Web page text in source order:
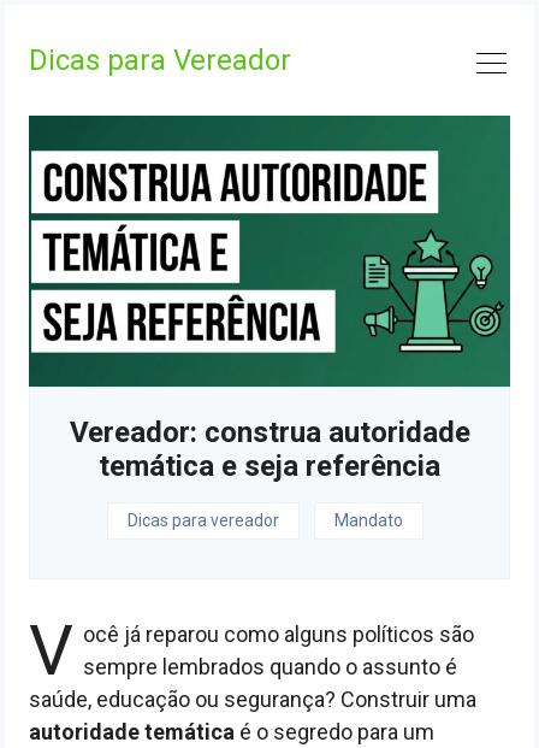
Dicas para Vereador
Vereador: construa autoridade
temática e seja referência
Dicas para vereador Mandato
V ocê já reparou como alguns políticos são
sempre lembrados quando o assunto é
saúde, educação ou segurança? Construir uma
autoridade temática é o segredo para um